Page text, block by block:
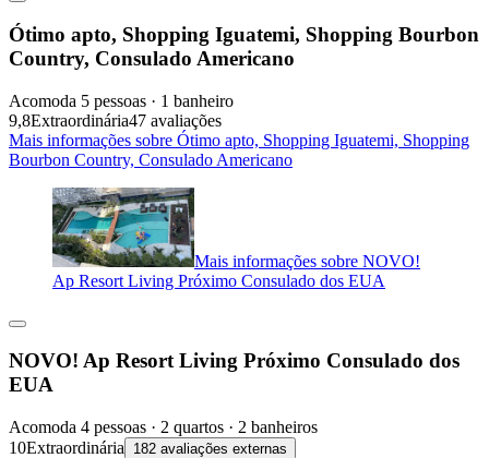
Ótimo apto, Shopping Iguatemi, Shopping Bourbon
Country, Consulado Americano
Acomoda 5 pessoas · 1 banheiro
9,8Extraordinária47 avaliações
Mais informações sobre Ótimo apto, Shopping Iguatemi, Shopping
Bourbon Country, Consulado Americano
Mais informações sobre NOVO!
Ap Resort Living Próximo Consulado dos EUA
NOVO! Ap Resort Living Próximo Consulado dos
EUA
Acomoda 4 pessoas · 2 quartos · 2 banheiros
10Extraordinária 182 avaliações externas